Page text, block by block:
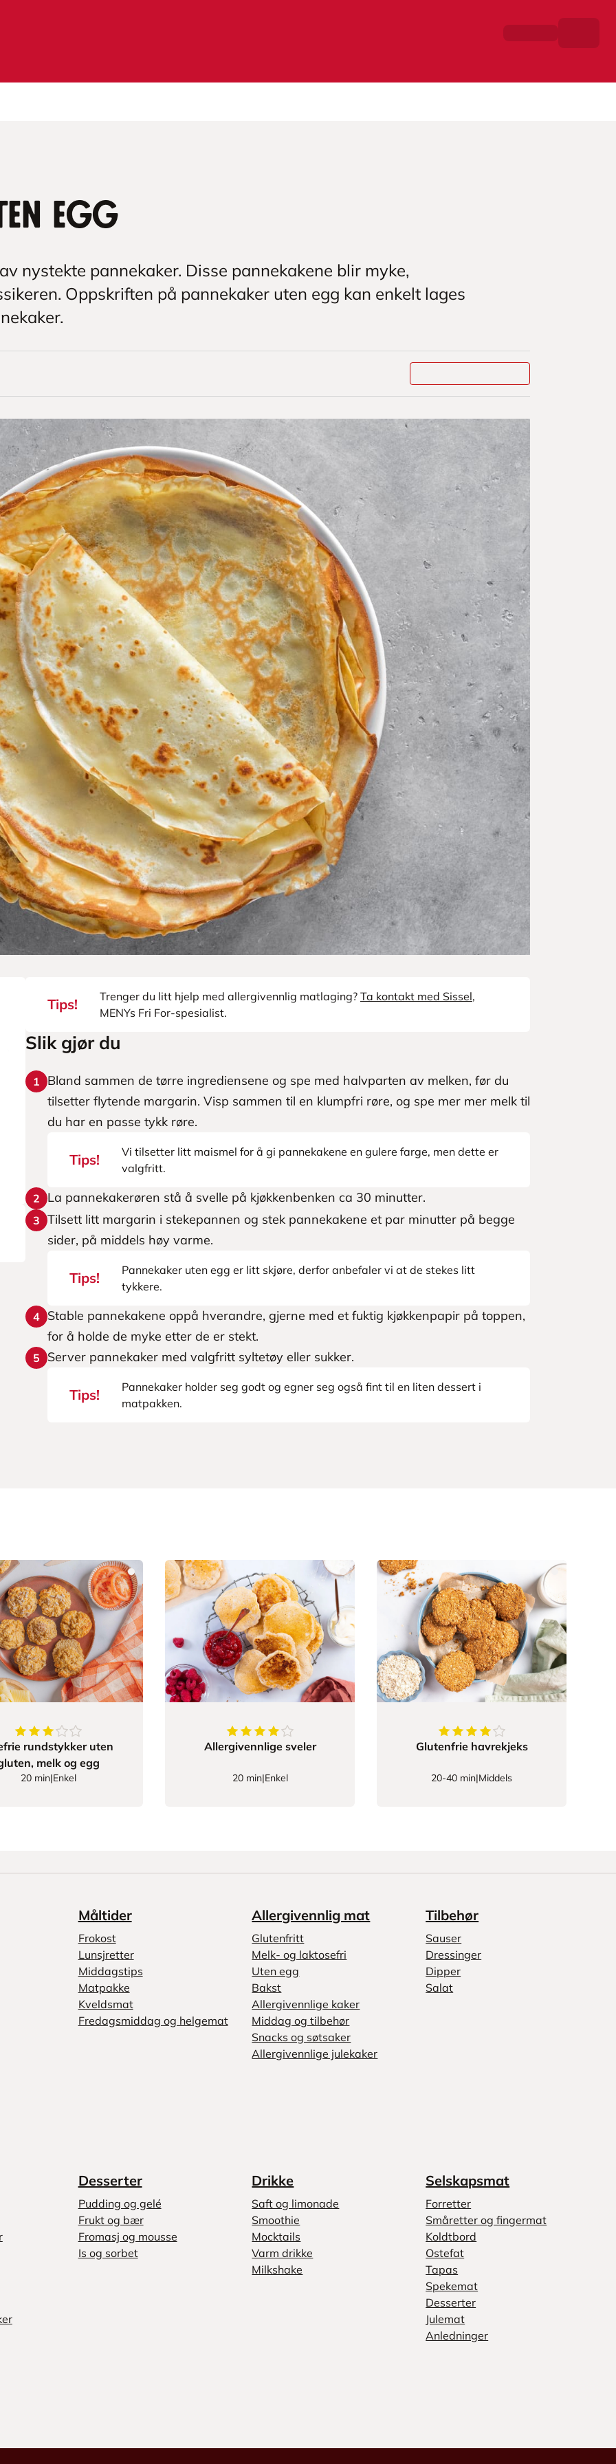
egg
nystekte pannekaker. Disse pannekakene blir myke,
Oppskriften på pannekaker uten egg kan enkelt lages
Tips! Trenger du litt hjelp med allergivennlig matlaging? Ta kontakt med Sissel,
MENYs Fri For-spesialist.
Slik gjør du
1
Bland sammen de tørre ingrediensene og spe med halvparten av melken, før du
tilsetter flytende margarin. Visp sammen til en klumpfri røre, og spe mer mer melk til
du har en passe tykk røre.
Tips!
Vi tilsetter litt maismel for å gi pannekakene en gulere farge, men dette er
valgfritt.
2 La pannekakerøren stå å svelle på kjøkkenbenken ca 30 minutter.
3 Tilsett litt margarin i stekepannen og stek pannekakene et par minutter på begge
sider, på middels høy varme.
Tips!
Pannekaker uten egg er litt skjøre, derfor anbefaler vi at de stekes litt
tykkere.
4 Stable pannekakene oppå hverandre, gjerne med et fuktig kjøkkenpapir på toppen,
for å holde de myke etter de er stekt.
5 Server pannekaker med valgfritt syltetøy eller sukker.
Tips!
Pannekaker holder seg godt og egner seg også fint til en liten dessert i
matpakken.
3.6666666666666665
rundstykker uten
melk og egg
20 min|Enkel
4.852941176470588
Allergivennlige sveler
20 min|Enkel
4.571428571428571
Glutenfrie havrekjeks
20-40 min|Middels
Måltider
Frokost
Lunsjretter
Middagstips
Matpakke
Kveldsmat
Fredagsmiddag og helgemat
Allergivennlig mat
Glutenfritt
Melk- og laktosefri
Uten egg
Bakst
Allergivennlige kaker
Middag og tilbehør
Snacks og søtsaker
Allergivennlige julekaker
Tilbehør
Sauser
Dressinger
Dipper
Salat
Desserter
Pudding og gelé
Frukt og bær
Fromasj og mousse
Is og sorbet
Drikke
Saft og limonade
Smoothie
Mocktails
Varm drikke
Milkshake
Selskapsmat
Forretter
Småretter og fingermat
Koldtbord
Ostefat
Tapas
Spekemat
Desserter
Julemat
Anledninger